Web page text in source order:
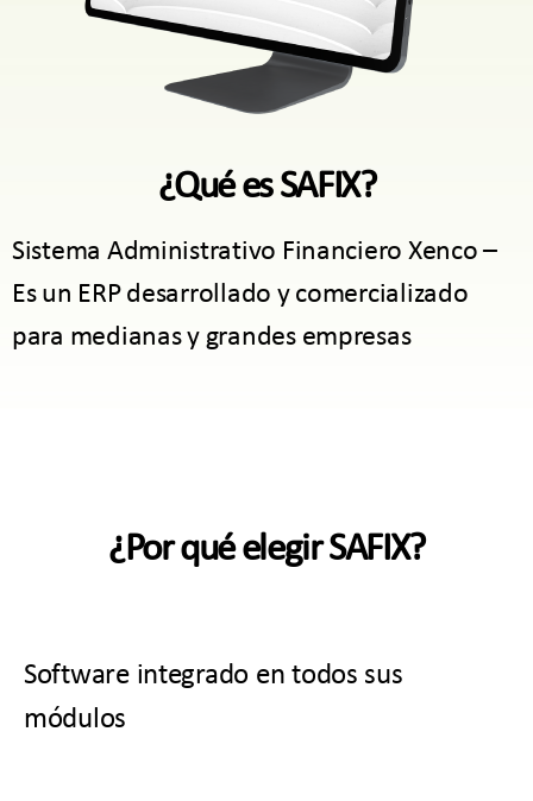
¿Qué es SAFIX?
Sistema Administrativo Financiero Xenco –
Es un ERP desarrollado y comercializado
para medianas y grandes empresas
¿Por qué elegir SAFIX?
Software integrado en todos sus
módulos